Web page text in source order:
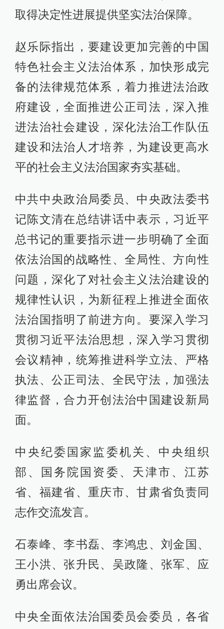
取得决定性进展提供坚实法治保障。
赵乐际指出，要建设更加完善的中国
特色社会主义法治体系，加快形成完
备的法律规范体系，着力推进法治政
府建设，全面推进公正司法，深入推
进法治社会建设，深化法治工作队伍
建设和法治人才培养，为建设更高水
平的社会主义法治国家夯实基础。
中共中央政治局委员、中央政法委书
记陈文清在总结讲话中表示，习近平
总书记的重要指示进一步明确了全面
依法治国的战略性、全局性、方向性
问题，深化了对社会主义法治建设的
规律性认识，为新征程上推进全面依
法治国指明了前进方向。要深入学习
贯彻习近平法治思想，深入学习贯彻
会议精神，统筹推进科学立法、严格
执法、公正司法、全民守法，加强法
律监督，合力开创法治中国建设新局
面。
中央纪委国家监委机关、中央组织
部、国务院国资委、天津市、江苏
省、福建省、重庆市、甘肃省负责同
志作交流发言。
石泰峰、李书磊、李鸿忠、刘金国、
王小洪、张升民、吴政隆、张军、应
勇出席会议。
中央全面依法治国委员会委员，各省